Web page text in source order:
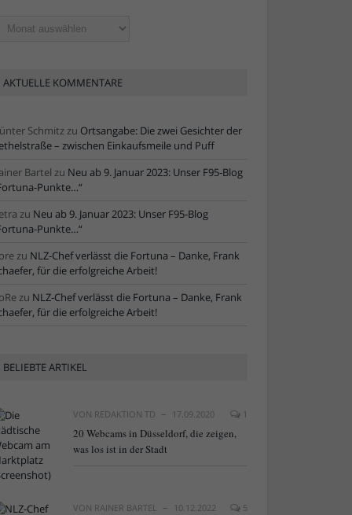
AKTUELLE KOMMENTARE
Schmitzzu Ortsangabe: Die zwei Gesichter der
– zwischen Einkaufsmeile und Puff
Bartel zu Neu ab 9. Januar 2023: Unser F95-Blog
Punkte…“
zu Neu ab 9. Januar 2023: Unser F95-Blog
Punkte…“
zu NLZ-Chef verlässt die Fortuna – Danke, Frank
für die erfolgreiche Arbeit!
zu NLZ-Chef verlässt die Fortuna – Danke, Frank
für die erfolgreiche Arbeit!
BELIEBTE ARTIKEL
VON REDAKTION TD 17.09.2020 1
20 Webcams in Düsseldorf, die zeigen,
was los ist in der Stadt
VON RAINER BARTEL 10.12.2022 5